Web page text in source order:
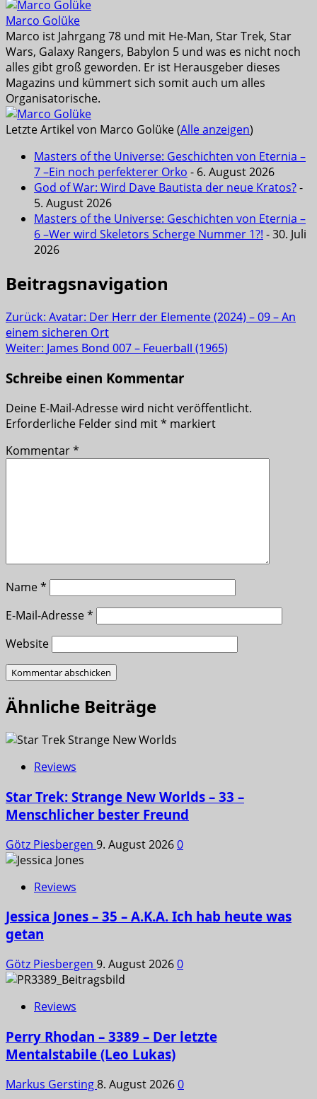
Marco Golüke
Marco ist Jahrgang 78 und mit He-Man, Star Trek, Star
Wars, Galaxy Rangers, Babylon 5 und was es nicht noch
alles gibt groß geworden. Er ist Herausgeber dieses
Magazins und kümmert sich somit auch um alles
Organisatorische.
Letzte Artikel von Marco Golüke(Alle anzeigen)
Masters of the Universe: Geschichten von Eternia –
7 –Ein noch perfekterer Orko - 6. August 2026
God of War: Wird Dave Bautista der neue Kratos?-
5. August 2026
Masters of the Universe: Geschichten von Eternia –
6 –Wer wird Skeletors Scherge Nummer 1?! - 30. Juli
2026
Beitragsnavigation
Zurück: Avatar: Der Herr der Elemente (2024) – 09 – An
einem sicheren Ort
Weiter: James Bond 007 – Feuerball (1965)
Schreibe einen Kommentar
Deine E-Mail-Adresse wird nicht veröffentlicht.
Erforderliche Felder sind mit* markiert
Kommentar*
Name*
E-Mail-Adresse*
Website
Ähnliche Beiträge
Reviews
Star Trek: Strange New Worlds – 33 –
Menschlicher bester Freund
Götz Piesbergen 9. August 20260
Reviews
Jessica Jones – 35 – A.K.A. Ich hab heute was
getan
Götz Piesbergen 9. August 20260
Reviews
Perry Rhodan – 3389 – Der letzte
Mentalstabile (Leo Lukas)
Markus Gersting8. August 20260